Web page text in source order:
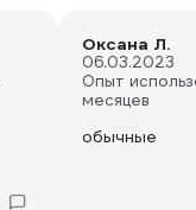
Оксана Л.
06.03.2023
Опыт
месяцев
обычные